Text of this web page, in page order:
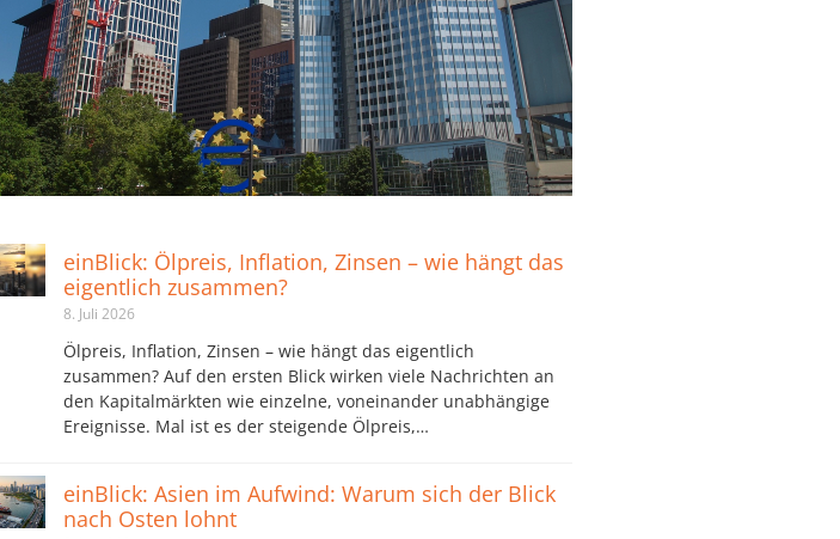
einBlick: Ölpreis, Inflation, Zinsen – wie hängt das
eigentlich zusammen?
8. Juli 2026
Ölpreis, Inflation, Zinsen – wie hängt das eigentlich
zusammen? Auf den ersten Blick wirken viele Nachrichten an
den Kapitalmärkten wie einzelne, voneinander unabhängige
Ereignisse. Mal ist es der steigende Ölpreis,…
einBlick: Asien im Aufwind: Warum sich der Blick
nach Osten lohnt